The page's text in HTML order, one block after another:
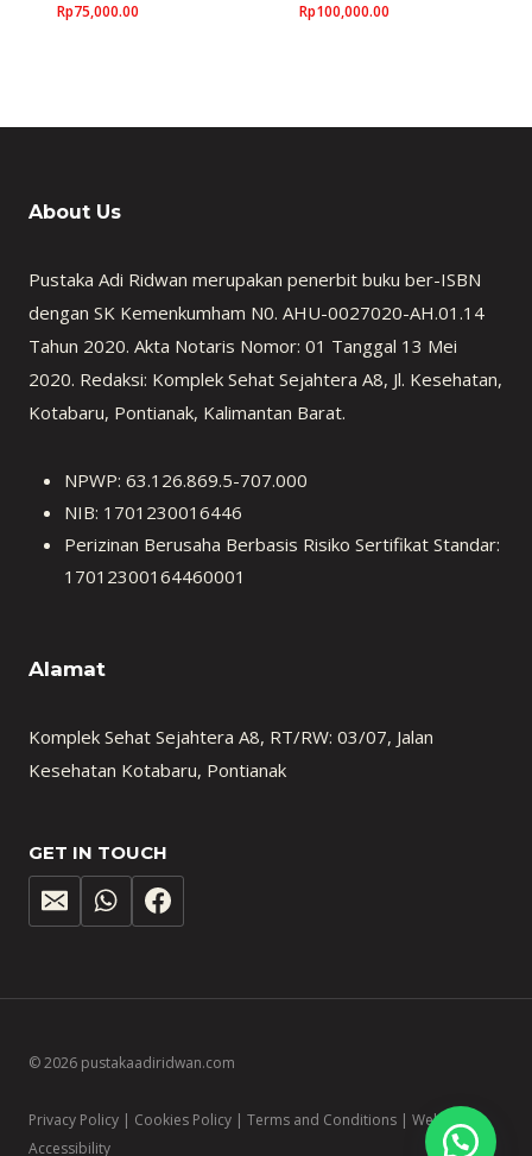
Rp75,000.00 Rp100,000.00
About Us
Pustaka Adi Ridwan merupakan penerbit buku ber-ISBN
dengan SK Kemenkumham N0. AHU-0027020-AH.01.14
Tahun 2020. Akta Notaris Nomor: 01 Tanggal 13 Mei
2020. Redaksi: Komplek Sehat Sejahtera A8, Jl. Kesehatan,
Kotabaru, Pontianak, Kalimantan Barat.
NPWP: 63.126.869.5-707.000
NIB: 1701230016446
Perizinan Berusaha Berbasis Risiko Sertifikat Standar:
17012300164460001
Alamat
Komplek Sehat Sejahtera A8, RT/RW: 03/07, Jalan
Kesehatan Kotabaru, Pontianak
GET IN TOUCH
© 2026 pustakaadiridwan.com
Privacy Policy | Cookies Policy | Terms and Conditions | Website
Accessibility